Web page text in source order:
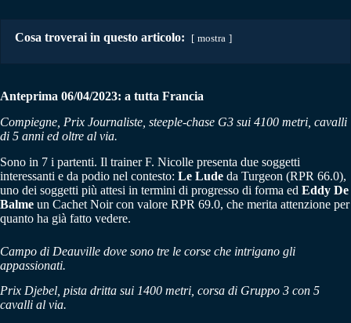
Cosa troverai in questo articolo: mostra
Anteprima 06/04/2023: a tutta Francia
Compiegne, Prix Journaliste, steeple-chase G3 sui 4100 metri, cavalli
di 5 anni ed oltre al via.
Sono in 7 i partenti. Il trainer F. Nicolle presenta due soggetti
interessanti e da podio nel contesto: Le Lude da Turgeon (RPR 66.0),
uno dei soggetti più attesi in termini di progresso di forma ed Eddy De
Balme un Cachet Noir con valore RPR 69.0, che merita attenzione per
quanto ha già fatto vedere.
Campo di Deauville dove sono tre le corse che intrigano gli
appassionati.
Prix Djebel, pista dritta sui 1400 metri, corsa di Gruppo 3 con 5
cavalli al via.